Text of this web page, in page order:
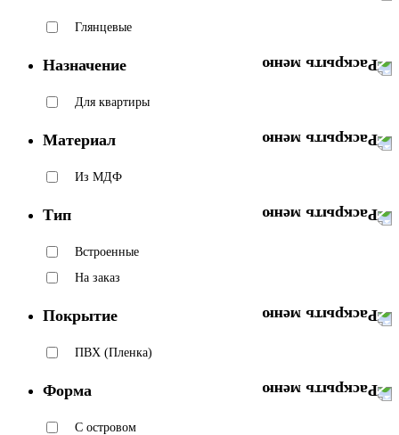
Глянцевые
Назначение
Для квартиры
Материал
Из МДФ
Тип
Встроенные
На заказ
Покрытие
ПВХ (Пленка)
Форма
С островом